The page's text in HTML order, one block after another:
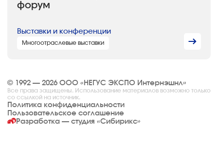
форум
Выставки и конференции
Многоотраслевые выставки
© 1992 — 2026 ООО «НЕГУС ЭКСПО Интернэшнл»
Все права защищены. Использование материалов возможно только
со ссылкой на источник.
Политика конфиденциальности
Пользовательское соглашение
Разработка — студия «Сибирикс»